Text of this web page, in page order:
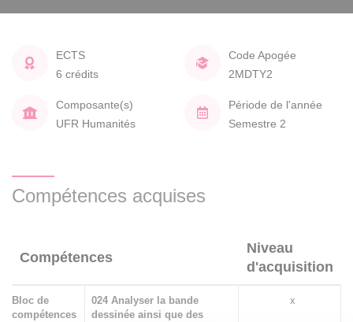
ECTS
6 crédits
Code Apogée
2MDTY2
Composante(s)
UFR Humanités
Période de l'année
Semestre 2
Compétences acquises
Compétences
Niveau
d'acquisition
Bloc de
compétences
024 Analyser la bande
dessinée ainsi que des
x